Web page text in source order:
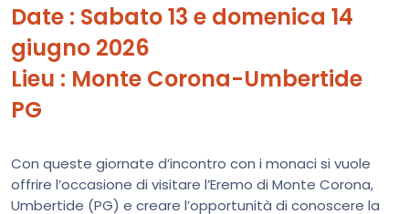
Date : Sabato 13 e domenica 14
giugno 2026
Lieu : Monte Corona-Umbertide
PG
Con queste giornate d’incontro con i monaci si vuole
offrire l’occasione di visitare l’Eremo di Monte Corona,
Umbertide (PG) e creare l’opportunità di conoscere la